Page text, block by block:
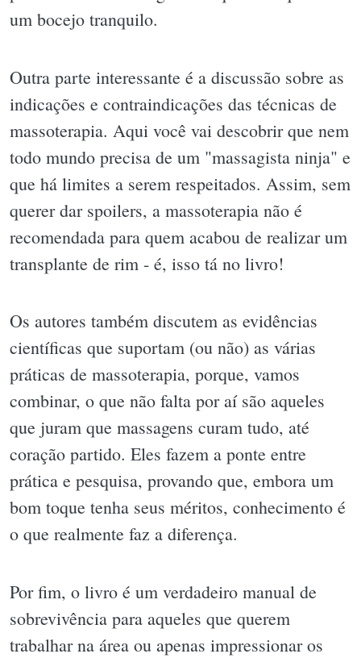
um bocejo tranquilo.
Outra parte interessante é a discussão sobre as
indicações e contraindicações das técnicas de
massoterapia. Aqui você vai descobrir que nem
todo mundo precisa de um "massagista ninja" e
que há limites a serem respeitados. Assim, sem
querer dar spoilers, a massoterapia não é
recomendada para quem acabou de realizar um
transplante de rim - é, isso tá no livro!
Os autores também discutem as evidências
científicas que suportam (ou não) as várias
práticas de massoterapia, porque, vamos
combinar, o que não falta por aí são aqueles
que juram que massagens curam tudo, até
coração partido. Eles fazem a ponte entre
prática e pesquisa, provando que, embora um
bom toque tenha seus méritos, conhecimento é
o que realmente faz a diferença.
Por fim, o livro é um verdadeiro manual de
sobrevivência para aqueles que querem
trabalhar na área ou apenas impressionar os